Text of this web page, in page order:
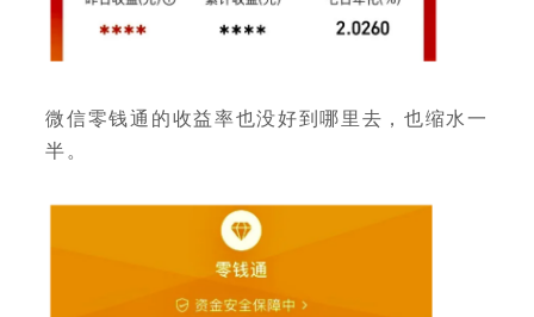
微信零钱通的收益率也没好到哪里去，也缩水一
半。